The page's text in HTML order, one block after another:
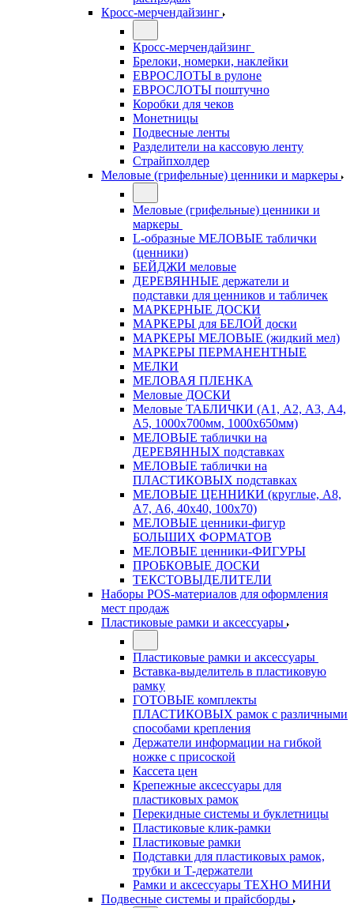
Кросс-мерчендайзинг
Кросс-мерчендайзинг
Брелоки, номерки, наклейки
ЕВРОСЛОТЫ в рулоне
ЕВРОСЛОТЫ поштучно
Коробки для чеков
Монетницы
Подвесные ленты
Разделители на кассовую ленту
Страйпхолдер
Меловые (грифельные) ценники и маркеры
Меловые (грифельные) ценники и
маркеры
L-образные МЕЛОВЫЕ таблички
(ценники)
БЕЙДЖИ меловые
ДЕРЕВЯННЫЕ держатели и
подставки для ценников и табличек
МАРКЕРНЫЕ ДОСКИ
МАРКЕРЫ для БЕЛОЙ доски
МАРКЕРЫ МЕЛОВЫЕ (жидкий мел)
МАРКЕРЫ ПЕРМАНЕНТНЫЕ
МЕЛКИ
МЕЛОВАЯ ПЛЕНКА
Меловые ДОСКИ
Меловые ТАБЛИЧКИ (А1, А2, А3, А4,
А5, 1000х700мм, 1000х650мм)
МЕЛОВЫЕ таблички на
ДЕРЕВЯННЫХ подставках
МЕЛОВЫЕ таблички на
ПЛАСТИКОВЫХ подставках
МЕЛОВЫЕ ЦЕННИКИ (круглые, А8,
А7, А6, 40х40, 100х70)
МЕЛОВЫЕ ценники-фигур
БОЛЬШИХ ФОРМАТОВ
МЕЛОВЫЕ ценники-ФИГУРЫ
ПРОБКОВЫЕ ДОСКИ
ТЕКСТОВЫДЕЛИТЕЛИ
Наборы POS-материалов для оформления
мест продаж
Пластиковые рамки и аксессуары
Пластиковые рамки и аксессуары
Вставка-выделитель в пластиковую
рамку
ГОТОВЫЕ комплекты
ПЛАСТИКОВЫХ рамок с различными
способами крепления
Держатели информации на гибкой
ножке с присоской
Кассета цен
Крепежные аксессуары для
пластиковых рамок
Перекидные системы и буклетницы
Пластиковые клик-рамки
Пластиковые рамки
Подставки для пластиковых рамок,
трубки и Т-держатели
Рамки и аксессуары ТЕХНО МИНИ
Подвесные системы и прайсборды